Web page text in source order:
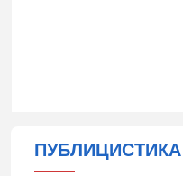
ПУБЛИЦИСТИКА